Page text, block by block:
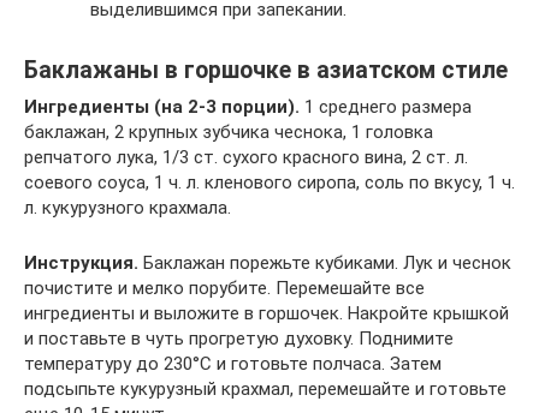
выделившимся при запекании.
Баклажаны в горшочке в азиатском стиле
Ингредиенты (на 2-3 порции). 1 среднего размера
баклажан, 2 крупных зубчика чеснока, 1 головка
репчатого лука, 1/3 ст. сухого красного вина, 2 ст. л.
соевого соуса, 1 ч. л. кленового сиропа, соль по вкусу, 1 ч.
л. кукурузного крахмала.
Инструкция. Баклажан порежьте кубиками. Лук и чеснок
почистите и мелко порубите. Перемешайте все
ингредиенты и выложите в горшочек. Накройте крышкой
и поставьте в чуть прогретую духовку. Поднимите
температуру до 230°С и готовьте полчаса. Затем
подсыпьте кукурузный крахмал, перемешайте и готовьте